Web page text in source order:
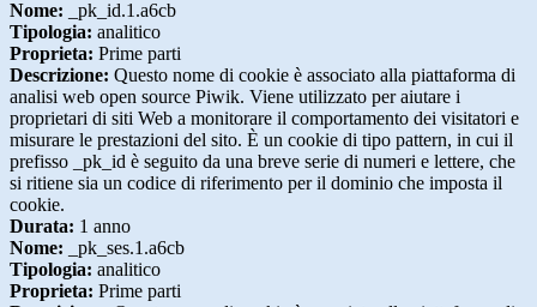
Nome: _pk_id.1.a6cb
Tipologia: analitico
Proprieta: Prime parti
Descrizione: Questo nome di cookie è associato alla piattaforma di
analisi web open source Piwik. Viene utilizzato per aiutare i
proprietari di siti Web a monitorare il comportamento dei visitatori e
misurare le prestazioni del sito. È un cookie di tipo pattern, in cui il
prefisso _pk_id è seguito da una breve serie di numeri e lettere, che
si ritiene sia un codice di riferimento per il dominio che imposta il
cookie.
Durata: 1 anno
Nome: _pk_ses.1.a6cb
Tipologia: analitico
Proprieta: Prime parti